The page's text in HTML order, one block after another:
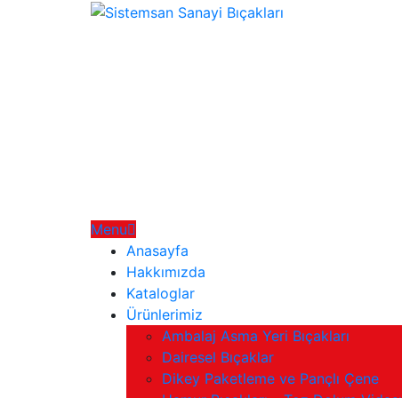
Menu
Anasayfa
Hakkımızda
Kataloglar
Ürünlerimiz
Ambalaj Asma Yeri Bıçakları
Dairesel Bıçaklar
Dikey Paketleme ve Pançlı Çene